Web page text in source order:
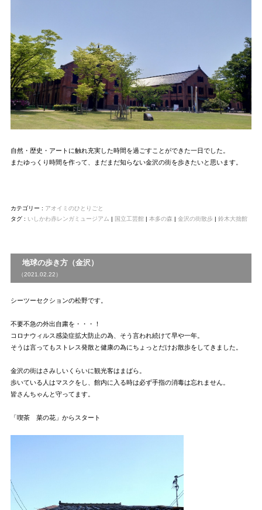
自然・歴史・アートに触れ充実した時間を過ごすことができた一日でした。
またゆっくり時間を作って、まだまだ知らない金沢の街を歩きたいと思います。
カテゴリー : アオイミのひとりごと
タグ : いしかわ赤レンガミュージアム | 国立工芸館| 本多の森 | 金沢の街散歩 | 鈴木大拙館
地球の歩き方（金沢）
（2021.02.22）
シーツーセクションの松野です。
不要不急の外出自粛を・・・！
コロナウィルス感染症拡大防止の為、そう言われ続けて早や一年。
そうは言ってもストレス発散と健康の為にちょっとだけお散歩をしてきました。
金沢の街はさみしいくらいに観光客はまばら。
歩いている人はマスクをし、館内に入る時は必ず手指の消毒は忘れません。
皆さんちゃんと守ってます。
「喫茶 菜の花」からスタート